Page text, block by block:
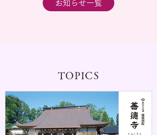
お知らせ一覧
TOPICS